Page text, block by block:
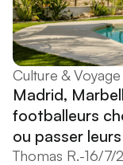
Culture & Voyage
Madrid,
footballeurs
ou passer
Thomas R.-16/7/